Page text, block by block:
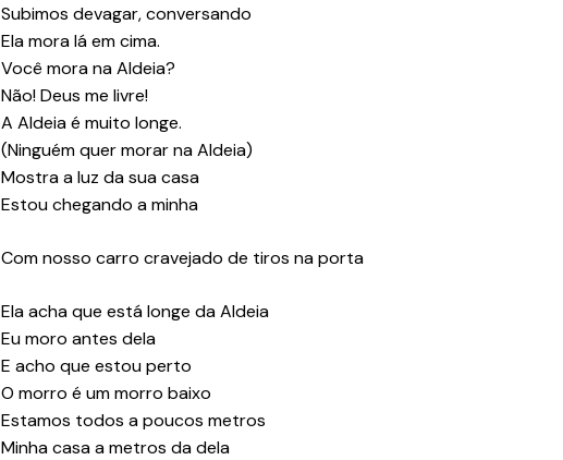
Subimos devagar, conversando
Ela mora lá em cima.
Você mora na Aldeia?
Não! Deus me livre!
A Aldeia é muito longe.
(Ninguém quer morar na Aldeia)
Mostra a luz da sua casa
Estou chegando a minha
Com nosso carro cravejado de tiros na porta
Ela acha que está longe da Aldeia
Eu moro antes dela
E acho que estou perto
O morro é um morro baixo
Estamos todos a poucos metros
Minha casa a metros da dela